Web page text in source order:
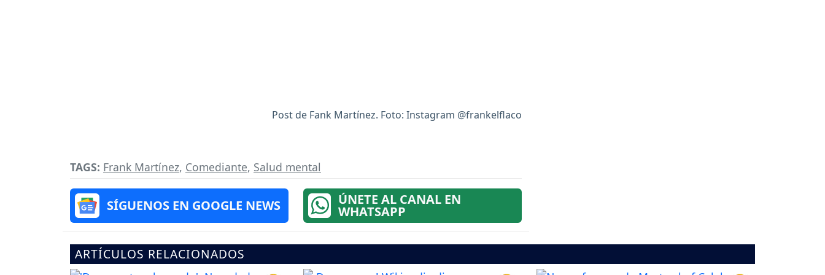
Post de Fank Martínez. Foto: Instagram @frankelflaco
TAGS: Frank Martínez, Comediante, Salud mental
SÍGUENOS EN GOOGLE NEWS ÚNETE AL CANAL EN
WHATSAPP
ARTÍCULOS RELACIONADOS